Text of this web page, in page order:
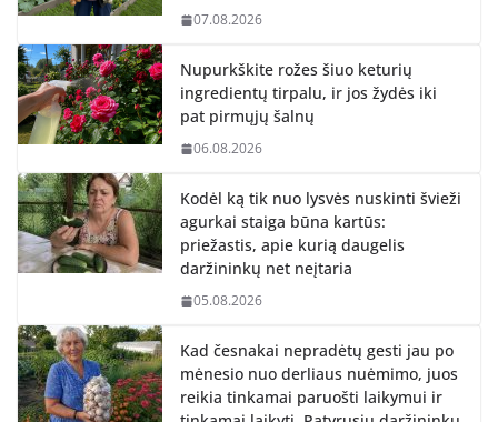
07.08.2026
Nupurkškite rožes šiuo keturių
ingredientų tirpalu, ir jos žydės iki
pat pirmųjų šalnų
06.08.2026
Kodėl ką tik nuo lysvės nuskinti švieži
agurkai staiga būna kartūs:
priežastis, apie kurią daugelis
daržininkų net neįtaria
05.08.2026
Kad česnakai nepradėtų gesti jau po
mėnesio nuo derliaus nuėmimo, juos
reikia tinkamai paruošti laikymui ir